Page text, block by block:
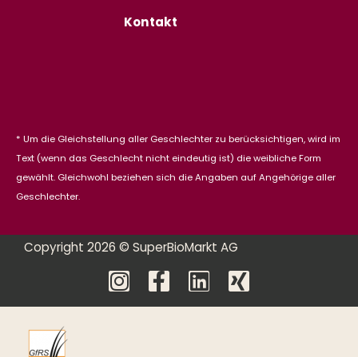
Kontakt
* Um die Gleichstellung aller Geschlechter zu berücksichtigen, wird im
Text (wenn das Geschlecht nicht eindeutig ist) die weibliche Form
gewählt. Gleichwohl beziehen sich die Angaben auf Angehörige aller
Geschlechter.
Copyright 2026 © SuperBioMarkt AG